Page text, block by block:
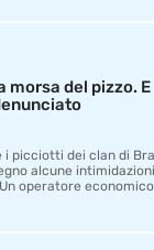
morsa del pizzo. E
picciotti dei clan di
alcune
operatore